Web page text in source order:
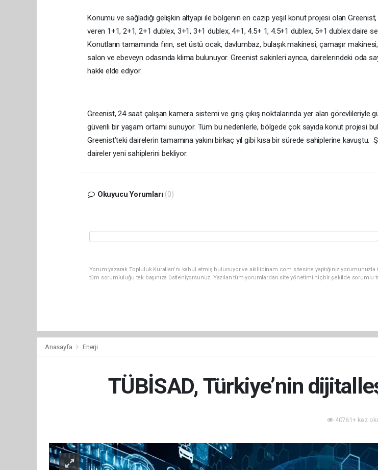
Konumu ve sağladığı gelişkin altyapı ile bölgenin en cazip yeşil konut projesi olan Greenist,
veren 1+1, 2+1, 2+1 dublex, 3+1, 3+1 dublex, 4+1, 4.5+ 1, 4.5+1 dublex, 5+1 dublex daire
Konutların tamamında fırın, set üstü ocak, davlumbaz, bulaşık makinesi, çamaşır
salon ve ebeveyn odasında klima bulunuyor. Greenist sakinleri ayrıca, dairelerindeki oda
hakkı elde ediyor.
Greenist, 24 saat çalışan kamera sistemi ve giriş çıkış noktalarında yer alan görevlileriyle
güvenli bir yaşam ortamı sunuyor. Tüm bu nedenlerle, bölgede çok sayıda konut projesi
Greenist’teki dairelerin tamamına yakını birkaç yıl gibi kısa bir sürede sahiplerine kavuştu.
daireler yeni sahiplerini bekliyor.
Okuyucu Yorumları (0)
Yorum yazarak Topluluk Kuralları’nı kabul etmiş bulunuyor ve akillibinam.com sitesine yaptığınız yorumunuzla
tüm sorumluluğu tek başınıza üstleniyorsunuz. Yazılan tüm yorumlardan site yönetimi hiçbir şekilde sorumlu
Anasayfa Enerji
TÜBİSAD, Türkiye’nin
40761+ kez